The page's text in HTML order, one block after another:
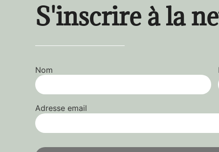
S'inscrire à la
Nom
Adresse email